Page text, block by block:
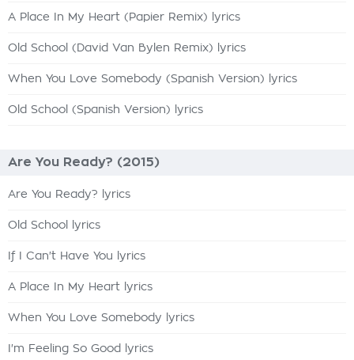
A Place In My Heart (Papier Remix) lyrics
Old School (David Van Bylen Remix) lyrics
When You Love Somebody (Spanish Version) lyrics
Old School (Spanish Version) lyrics
Are You Ready? (2015)
Are You Ready? lyrics
Old School lyrics
If I Can't Have You lyrics
A Place In My Heart lyrics
When You Love Somebody lyrics
I'm Feeling So Good lyrics